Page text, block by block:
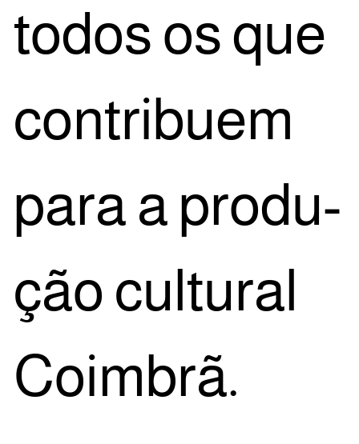
todos os que
con­tri­bu­em
para a pro­du­
ção cul­tu­ral
Coimbrã.